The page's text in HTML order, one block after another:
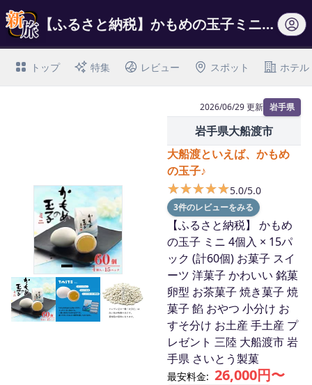
【ふるさと納税】かもめの玉子ミニ4個入×15パック(計60個)お菓子スイーツ洋菓…
トップ 特集 レビュー スポット ホテル
I
t
e
2026/06/29 更新 岩手県
岩手県大船渡市
大船渡といえば、かもめ
の玉子♪
★★★★★
★★★★★5.0/5.0
3件のレビューをみる
【ふるさと納税】 かもめ
の玉子 ミニ 4個入 × 15パ
ック (計60個) お菓子 スイ
ーツ 洋菓子 かわいい 銘菓
卵型 お茶菓子 焼き菓子 焼
菓子 餡 おやつ 小分け お
すそ分け お土産 手土産 プ
レゼント 三陸 大船渡市 岩
手県 さいとう製菓
最安料金: 26,000円〜